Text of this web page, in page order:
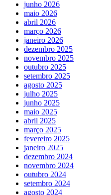
junho 2026
maio 2026
abril 2026
março 2026
janeiro 2026
dezembro 2025
novembro 2025
outubro 2025
setembro 2025
agosto 2025
julho 2025
junho 2025
maio 2025
abril 2025
março 2025
fevereiro 2025
janeiro 2025
dezembro 2024
novembro 2024
outubro 2024
setembro 2024
agosto 2024